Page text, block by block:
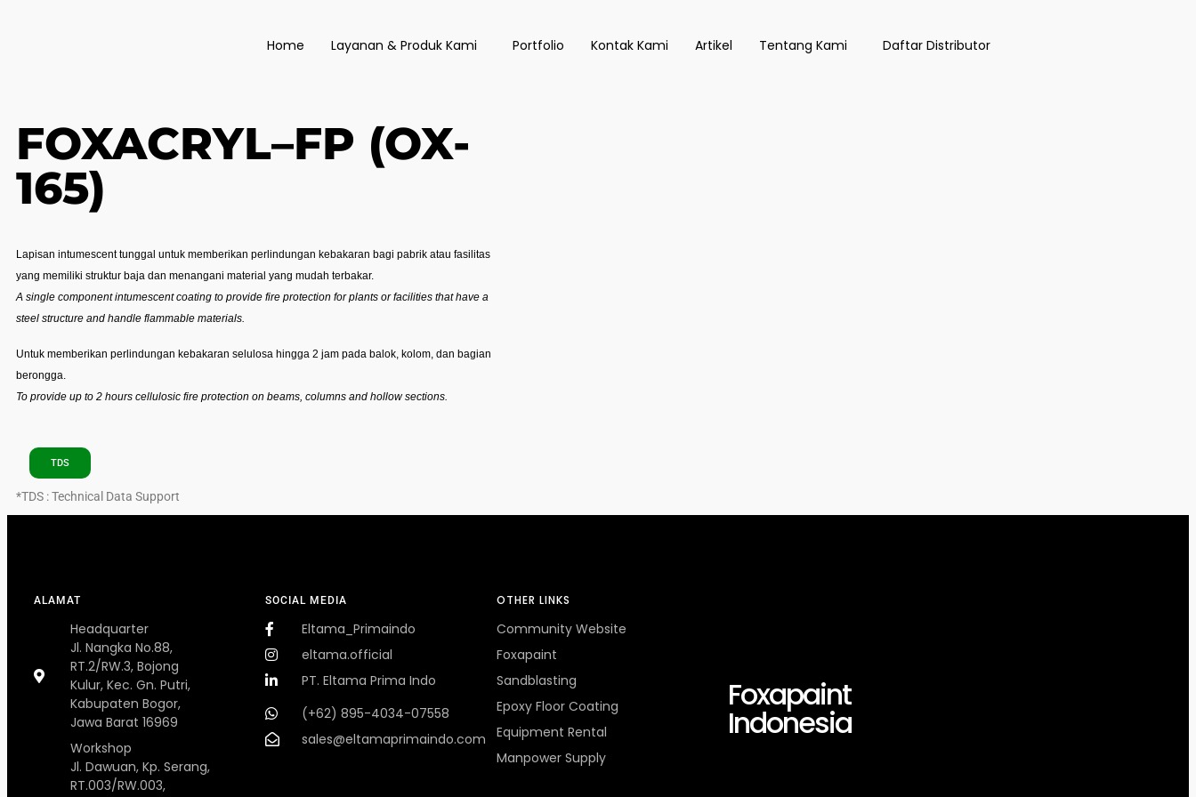
Home Layanan & Produk Kami Portfolio Kontak Kami Artikel Tentang Kami Daftar Distributor
FOXACRYL–FP (OX-
165)
Lapisan intumescent tunggal untuk memberikan perlindungan kebakaran bagi pabrik atau fasilitas
yang memiliki struktur baja dan menangani material yang mudah terbakar.
A single component intumescent coating to provide fire protection for plants or facilities that have a
steel structure and handle flammable materials.
Untuk memberikan perlindungan kebakaran selulosa hingga 2 jam pada balok, kolom, dan bagian
berongga
To provide up to 2 hours cellulosic fire protection on beams, columns and hollow sections.
TDS
*TDS : Technical Data Support
ALAMAT
Headquarter
Jl. Nangka No.88,
RT.2/RW.3, Bojong
Kulur, Kec. Gn. Putri,
Kabupaten Bogor,
Jawa Barat 16969
Workshop
Jl. Dawuan, Kp. Serang,
RT.003/RW.003,
SOCIAL MEDIA
Eltama_Primaindo
eltama.official
PT. Eltama Prima Indo
(+62) 895-4034-07558
sales@eltamaprimaindo.com
OTHER LINKS
Community Website
Foxapaint
Sandblasting
Epoxy Floor Coating
Equipment Rental
Manpower Supply
Foxapaint
Indonesia